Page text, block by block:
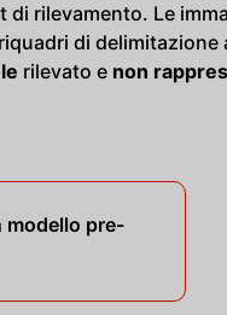
rilevamento. Le
di delimitazione
rilevato e non
modello pre-